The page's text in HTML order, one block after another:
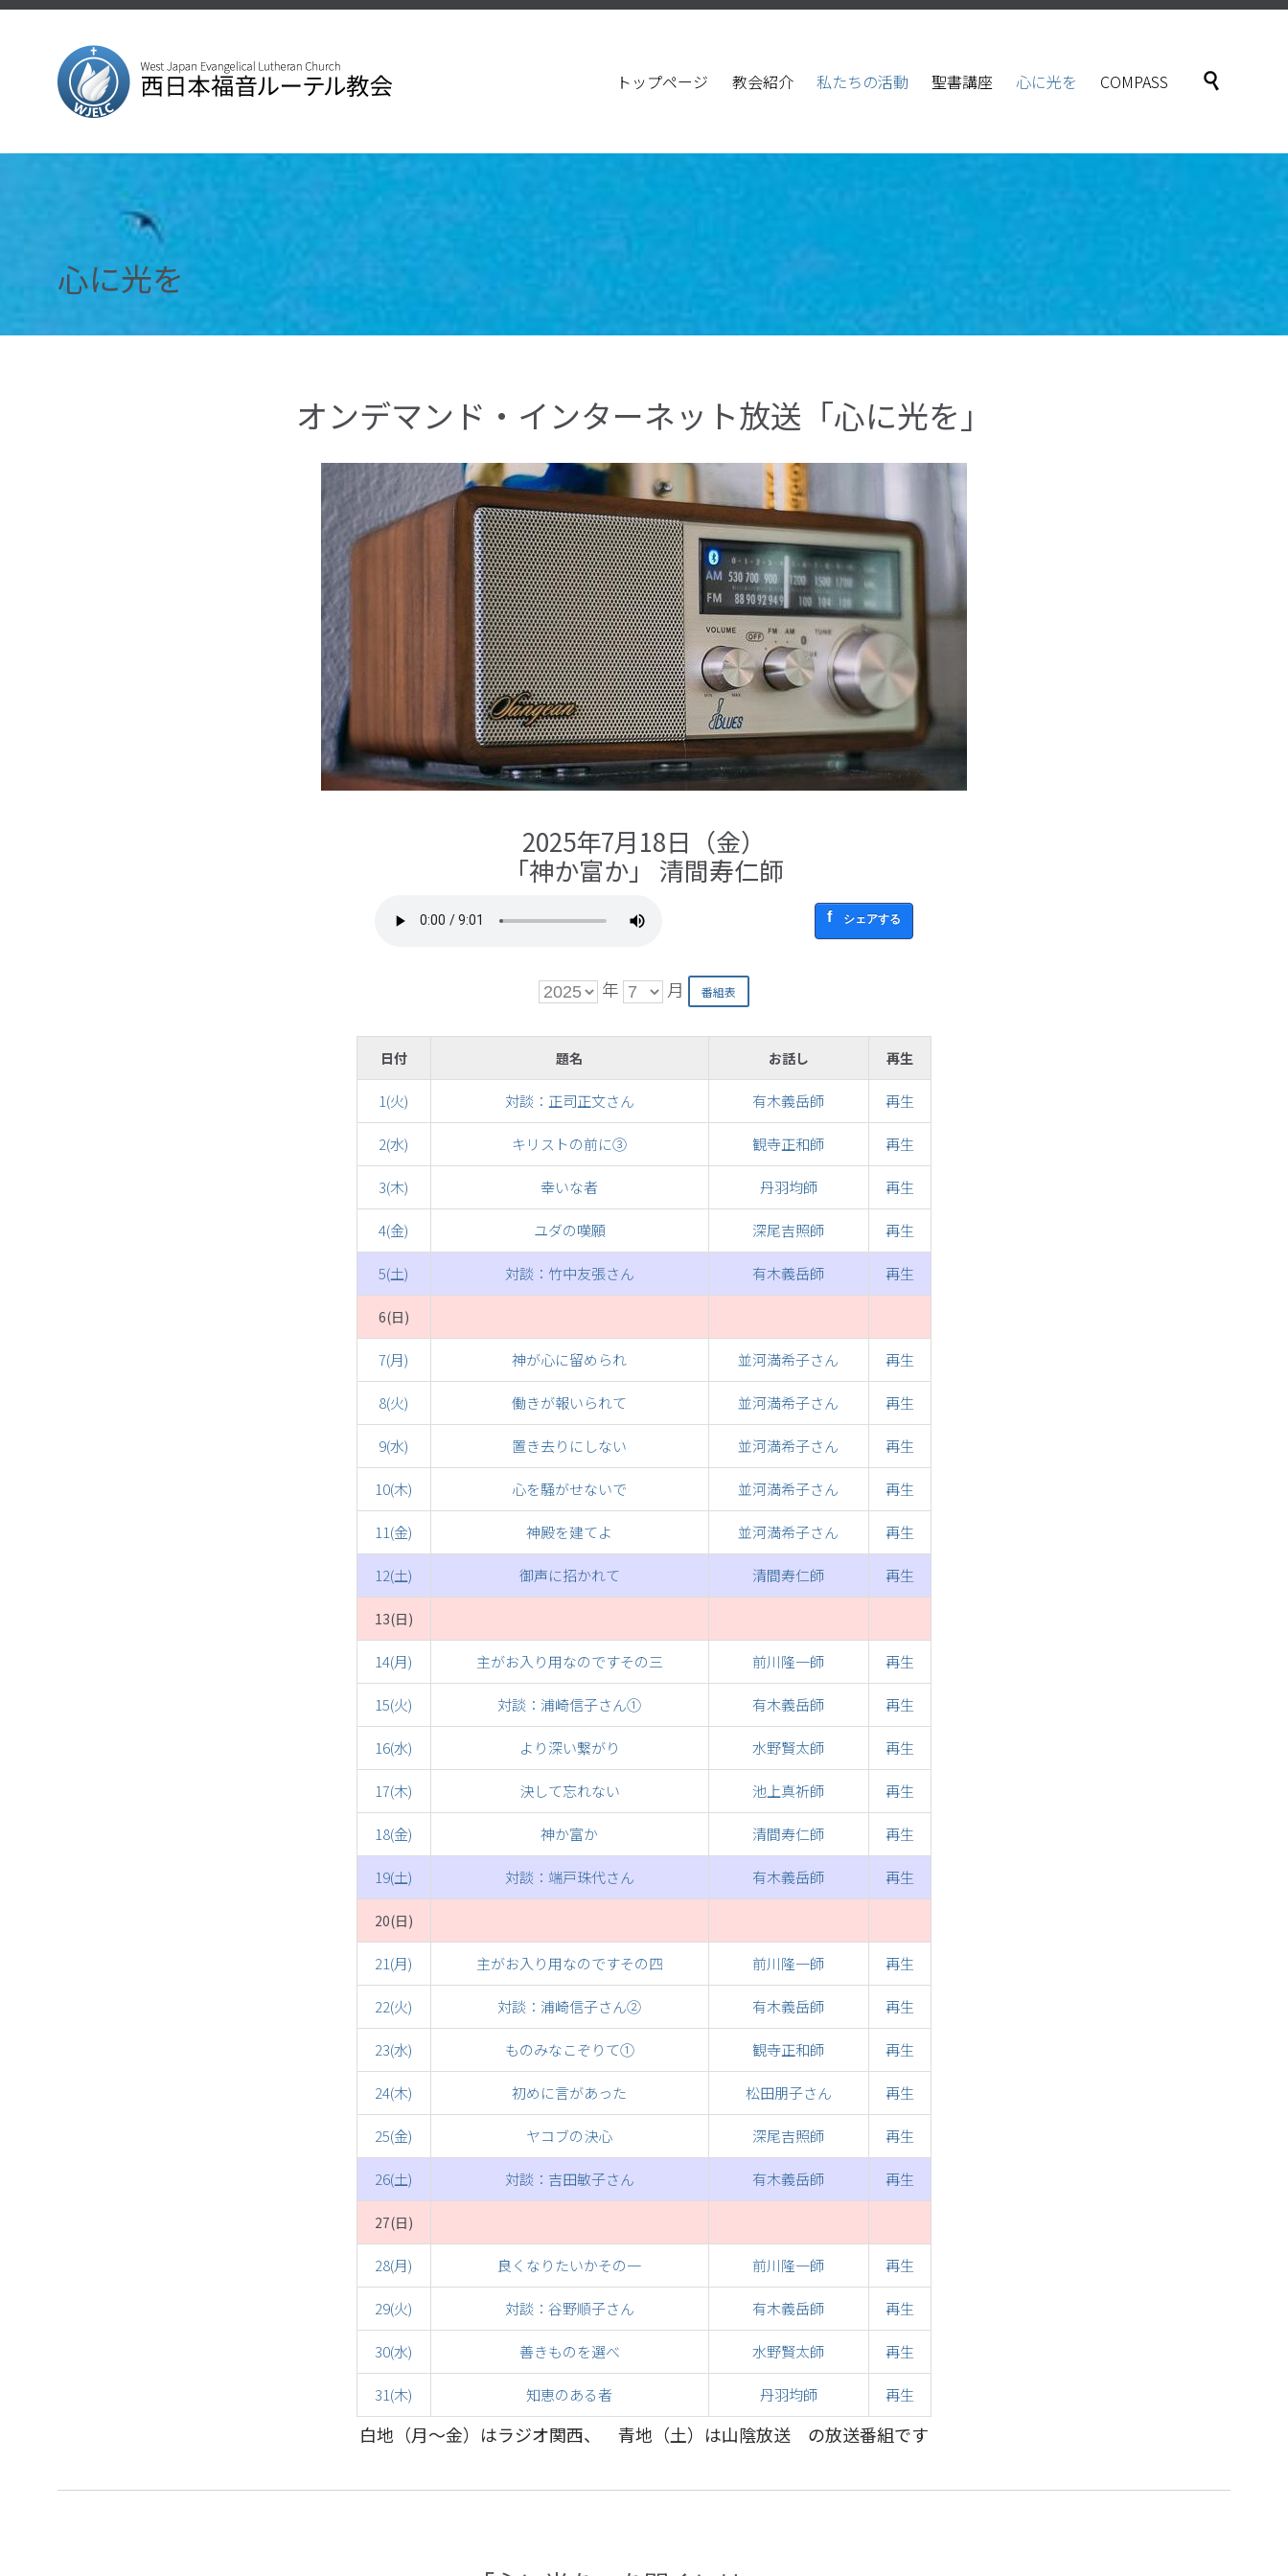
Skip
トップページ 教会紹介 私たちの活動 聖書講座 心に光を COMPASS 
心に光を
オンデマンド・インターネット放送「心に光を」
2025年7月18日（金）
「神か富か」 清間寿仁師
シェアする
年 月
日付 題名 お話し 再生
1(火) 対談：正司正文さん 有木義岳師 再生
2(水) キリストの前に③ 観寺正和師 再生
3(木) 幸いな者 丹羽均師 再生
4(金) ユダの嘆願 深尾吉照師 再生
5(土) 対談：竹中友張さん 有木義岳師 再生
6(日)
7(月) 神が心に留められ 並河満希子さん 再生
8(火) 働きが報いられて 並河満希子さん 再生
9(水) 置き去りにしない 並河満希子さん 再生
10(木) 心を騒がせないで 並河満希子さん 再生
11(金) 神殿を建てよ 並河満希子さん 再生
12(土) 御声に招かれて 清間寿仁師 再生
13(日)
14(月) 主がお入り用なのですその三 前川隆一師 再生
15(火) 対談：浦崎信子さん① 有木義岳師 再生
16(水) より深い繋がり 水野賢太師 再生
17(木) 決して忘れない 池上真祈師 再生
18(金) 神か富か 清間寿仁師 再生
19(土) 対談：端戸珠代さん 有木義岳師 再生
20(日)
21(月) 主がお入り用なのですその四 前川隆一師 再生
22(火) 対談：浦崎信子さん② 有木義岳師 再生
23(水) ものみなこぞりて① 観寺正和師 再生
24(木) 初めに言があった 松田朋子さん 再生
25(金) ヤコブの決心 深尾吉照師 再生
26(土) 対談：吉田敏子さん 有木義岳師 再生
27(日)
28(月) 良くなりたいかその一 前川隆一師 再生
29(火) 対談：谷野順子さん 有木義岳師 再生
30(水) 善きものを選べ 水野賢太師 再生
31(木) 知恵のある者 丹羽均師 再生
白地（月～金）はラジオ関西、 青地（土）は山陰放送 の放送番組です